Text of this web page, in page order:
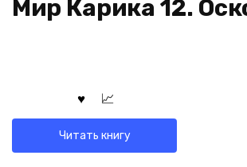
Мир Карика 12.
Читать книгу